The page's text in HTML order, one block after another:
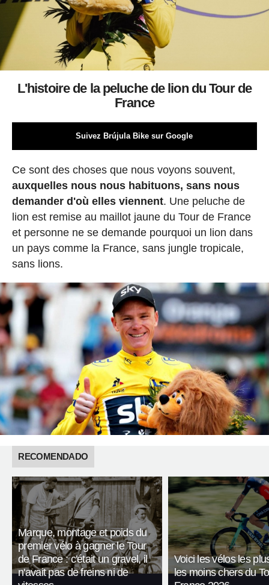
L'histoire de la peluche de lion du Tour de
France
Suivez Brújula Bike sur Google
Ce sont des choses que nous voyons souvent,
auxquelles nous nous habituons, sans nous
demander d'où elles viennent. Une peluche de
lion est remise au maillot jaune du Tour de France
et personne ne se demande pourquoi un lion dans
un pays comme la France, sans jungle tropicale,
sans lions.
RECOMENDADO
Marque, montage et poids du
premier vélo à gagner le Tour
de France : c'était un gravel, il
n'avait pas de freins ni de
Voici les vélos les
les moins chers du